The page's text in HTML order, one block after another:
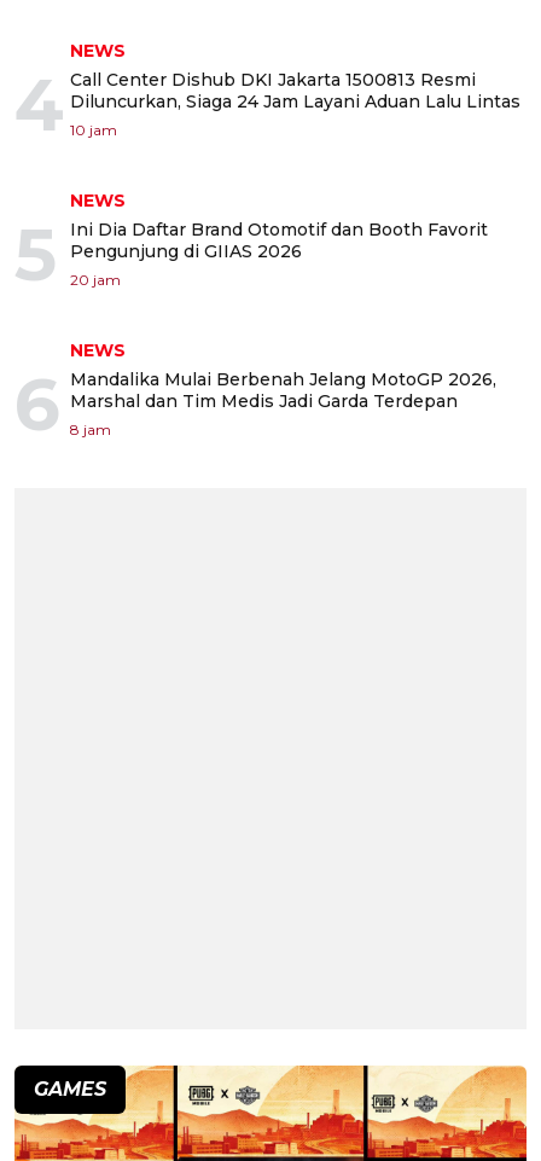
4
NEWS
Call Center Dishub DKI Jakarta 1500813 Resmi
Diluncurkan, Siaga 24 Jam Layani Aduan Lalu Lintas
10 jam
5
NEWS
Ini Dia Daftar Brand Otomotif dan Booth Favorit
Pengunjung di GIIAS 2026
20 jam
6
NEWS
Mandalika Mulai Berbenah Jelang MotoGP 2026,
Marshal dan Tim Medis Jadi Garda Terdepan
8 jam
GAMES